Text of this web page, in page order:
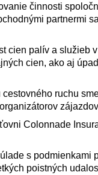
činnosti
partnermi
cien palív a služieb
cien, ako aj
ruchu
Colonnade
s podmienkami
poistných